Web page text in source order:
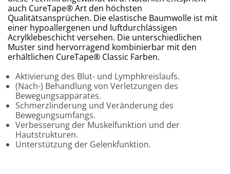
auch CureTape® Art den höchsten
Qualitätsansprüchen. Die elastische Baumwolle ist mit
einer hypoallergenen und luftdurchlässigen
Acrylklebeschicht versehen. Die unterschiedlichen
Muster sind hervorragend kombinierbar mit den
erhältlichen CureTape® Classic Farben.
Aktivierung des Blut- und Lymphkreislaufs.
(Nach-) Behandlung von Verletzungen des
Bewegungsapparates.
Schmerzlinderung und Veränderung des
Bewegungsumfangs.
Verbesserung der Muskelfunktion und der
Hautstrukturen.
Unterstützung der Gelenkfunktion.